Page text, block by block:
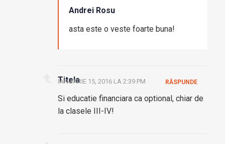
Andrei Rosu
asta este o veste foarte buna!
Titela
IANUARIE 15, 2016 LA 2:39 PM
Si educatie financiara ca optional, chiar de
la clasele III-IV!
RĂSPUNDE